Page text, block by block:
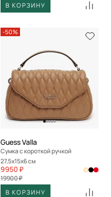
В КОРЗИНУ
-50%
Guess Valla
Сумка с короткой ручкой
27,5x15x6 см
9950 ₽
19900 ₽
В КОРЗИНУ